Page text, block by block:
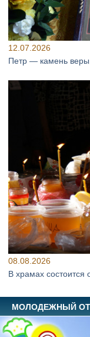
12.07.2026
Петр — камень
08.08.2026
В храмах
МОЛОДЕЖНЫЙ